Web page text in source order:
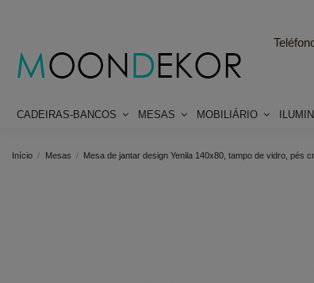
CADEIRAS-BANCOS MESAS MOBILIÁRIO
Início Mesas Mesa de jantar design Yenila 140x80, tampo de vidro, pés